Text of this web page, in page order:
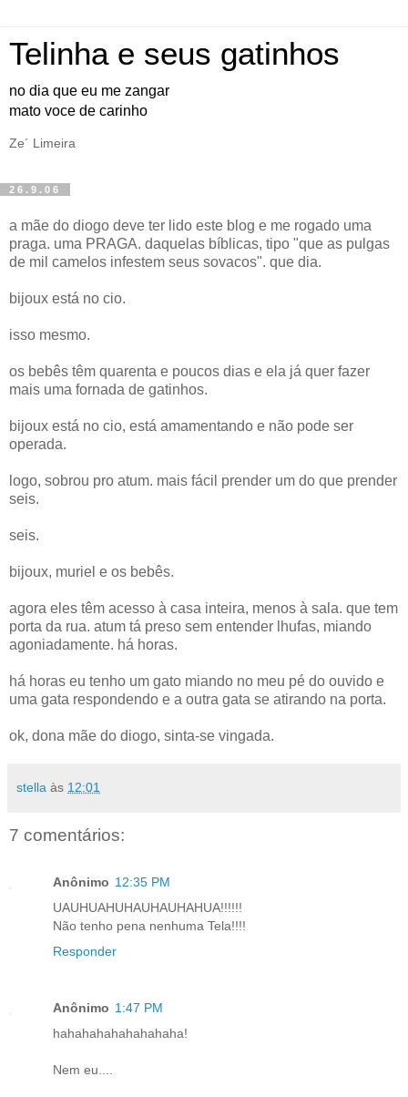
Telinha e seus gatinhos
no dia que eu me zangar
mato voce de carinho
Ze´ Limeira
26.9.06
a mãe do diogo deve ter lido este blog e me rogado uma
praga. uma PRAGA. daquelas bíblicas, tipo "que as pulgas
de mil camelos infestem seus sovacos". que dia.
bijoux está no cio.
isso mesmo.
os bebês têm quarenta e poucos dias e ela já quer fazer
mais uma fornada de gatinhos.
bijoux está no cio, está amamentando e não pode ser
operada.
logo, sobrou pro atum. mais fácil prender um do que prender
seis.
seis.
bijoux, muriel e os bebês.
agora eles têm acesso à casa inteira, menos à sala. que tem
porta da rua. atum tá preso sem entender lhufas, miando
agoniadamente. há horas.
há horas eu tenho um gato miando no meu pé do ouvido e
uma gata respondendo e a outra gata se atirando na porta.
ok, dona mãe do diogo, sinta-se vingada.
stella às 12:01
7 comentários:
Anônimo 12:35 PM
UAUHUAHUHAUHAUHAHUA!!!!!!
Não tenho pena nenhuma Tela!!!!
Responder
Anônimo 1:47 PM
hahahahahahahahaha!
Nem eu....